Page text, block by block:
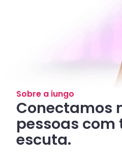
Sobre a iungo
Conectamos
pessoas com
escuta.